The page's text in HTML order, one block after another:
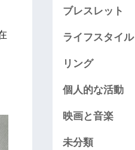
ブレスレット
ライフスタイル
リング
個人的な活動
映画と音楽
未分類